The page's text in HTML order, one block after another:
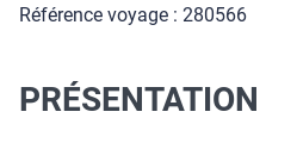
Référence voyage : 280566
PRÉSENTATION